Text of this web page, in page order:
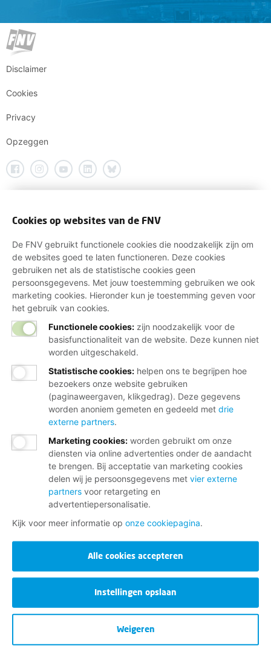
Disclaimer
Cookies
Privacy
Opzeggen
Cookies op websites van de FNV
De FNV gebruikt functionele cookies die noodzakelijk zijn om
de websites goed te laten functioneren. Deze cookies
gebruiken net als de statistische cookies geen
persoonsgegevens. Met jouw toestemming gebruiken we ook
marketing cookies. Hieronder kun je toestemming geven voor
het gebruik van cookies.
Functionele cookies: zijn noodzakelijk voor de
basisfunctionaliteit van de website. Deze kunnen niet
worden uitgeschakeld.
Statistische cookies: helpen ons te begrijpen hoe
bezoekers onze website gebruiken
(paginaweergaven, klikgedrag). Deze gegevens
worden anoniem gemeten en gedeeld met drie
externe partners.
Marketing cookies: worden gebruikt om onze
diensten via online advertenties onder de aandacht
te brengen. Bij acceptatie van marketing cookies
delen wij je persoonsgegevens met vier externe
partners voor retargeting en
advertentiepersonalisatie.
Kijk voor meer informatie op onze cookiepagina.
Alle cookies accepteren
Instellingen opslaan
Weigeren